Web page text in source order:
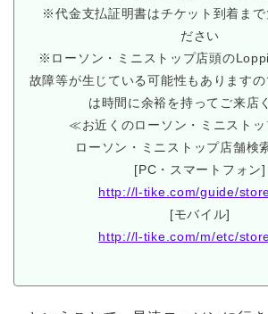
※代金支払証明書はチケット到着まで
ださい
※ローソン・ミニストップ店頭の
故障等が生じている可能性もあります
は時間に余裕を持ってご来店
≪お近くのローソン・ミニスト
ローソン・ミニストップ店舗検
[PC・スマートフォン]
http://l-tike.com/guide/
[モバイル]
http://l-tike.com/m/etc/